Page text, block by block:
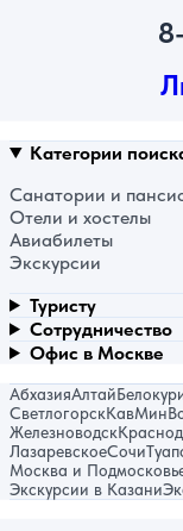
Категории
Санатории и
Отели и хостелы
Авиабилеты
Экскурсии
Туристу
Сотрудничество
Офис в Москве
АбхазияАлтай
Светлогорск
Железноводск
ЛазаревскоеСочи
Москва и
Экскурсии в Казани